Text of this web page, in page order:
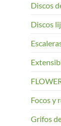
Discos
Discos
Focos y
Grifos